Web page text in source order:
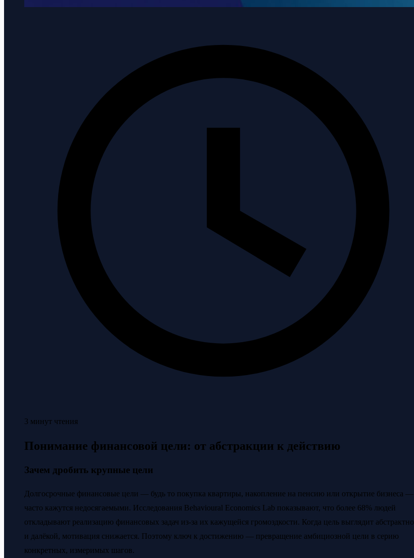
3 минут чтения
Понимание финансовой цели: от абстракции к действию
Зачем дробить крупные цели
Долгосрочные финансовые цели — будь то покупка квартиры, накопление на пенсию или открытие бизнеса —
часто кажутся недосягаемыми. Исследования Behavioural Economics Lab показывают, что более 68% людей
откладывают реализацию финансовых задач из-за их кажущейся громоздкости. Когда цель выглядит
и далёкой, мотивация снижается. Поэтому ключ к достижению — превращение амбициозной цели в серию
конкретных, измеримых шагов.